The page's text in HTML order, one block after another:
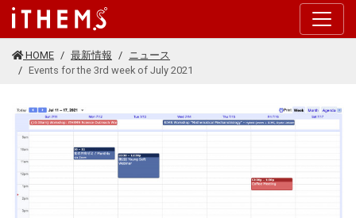
このページの本文に移動する
HOME 最新情報
ニュース
Events for the 3rd week of July 2021